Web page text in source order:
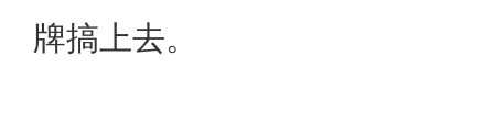
牌搞上去。